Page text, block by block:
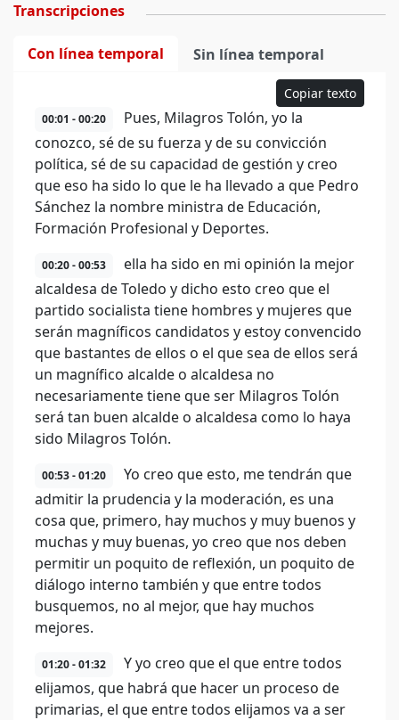
Transcripciones
Con línea temporal Sin línea temporal
Copiar texto
00:01 - 00:20
Pues, Milagros Tolón, yo la
conozco, sé de su fuerza y de su convicción
política, sé de su capacidad de gestión y creo
que eso ha sido lo que le ha llevado a que Pedro
Sánchez la nombre ministra de Educación,
Formación Profesional y Deportes.
00:20 - 00:53
ella ha sido en mi opinión la mejor
alcaldesa de Toledo y dicho esto creo que el
partido socialista tiene hombres y mujeres que
serán magníficos candidatos y estoy convencido
que bastantes de ellos o el que sea de ellos será
un magnífico alcalde o alcaldesa no
necesariamente tiene que ser Milagros Tolón
será tan buen alcalde o alcaldesa como lo haya
sido Milagros Tolón.
00:53 - 01:20
Yo creo que esto, me tendrán que
admitir la prudencia y la moderación, es una
cosa que, primero, hay muchos y muy buenos y
muchas y muy buenas, yo creo que nos deben
permitir un poquito de reflexión, un poquito de
diálogo interno también y que entre todos
busquemos, no al mejor, que hay muchos
mejores.
01:20 - 01:32
Y yo creo que el que entre todos
elijamos, que habrá que hacer un proceso de
primarias, el que entre todos elijamos va a ser